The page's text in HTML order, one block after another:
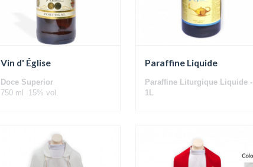
Vin d' Église
Doce Superior
750 ml 15% vol.
Paraffine Liquide
Paraffine Liturgique Liquide -
1L